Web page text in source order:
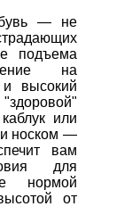
— не
подъема
на
высокий
или
носком —
вам
для
нормой
от